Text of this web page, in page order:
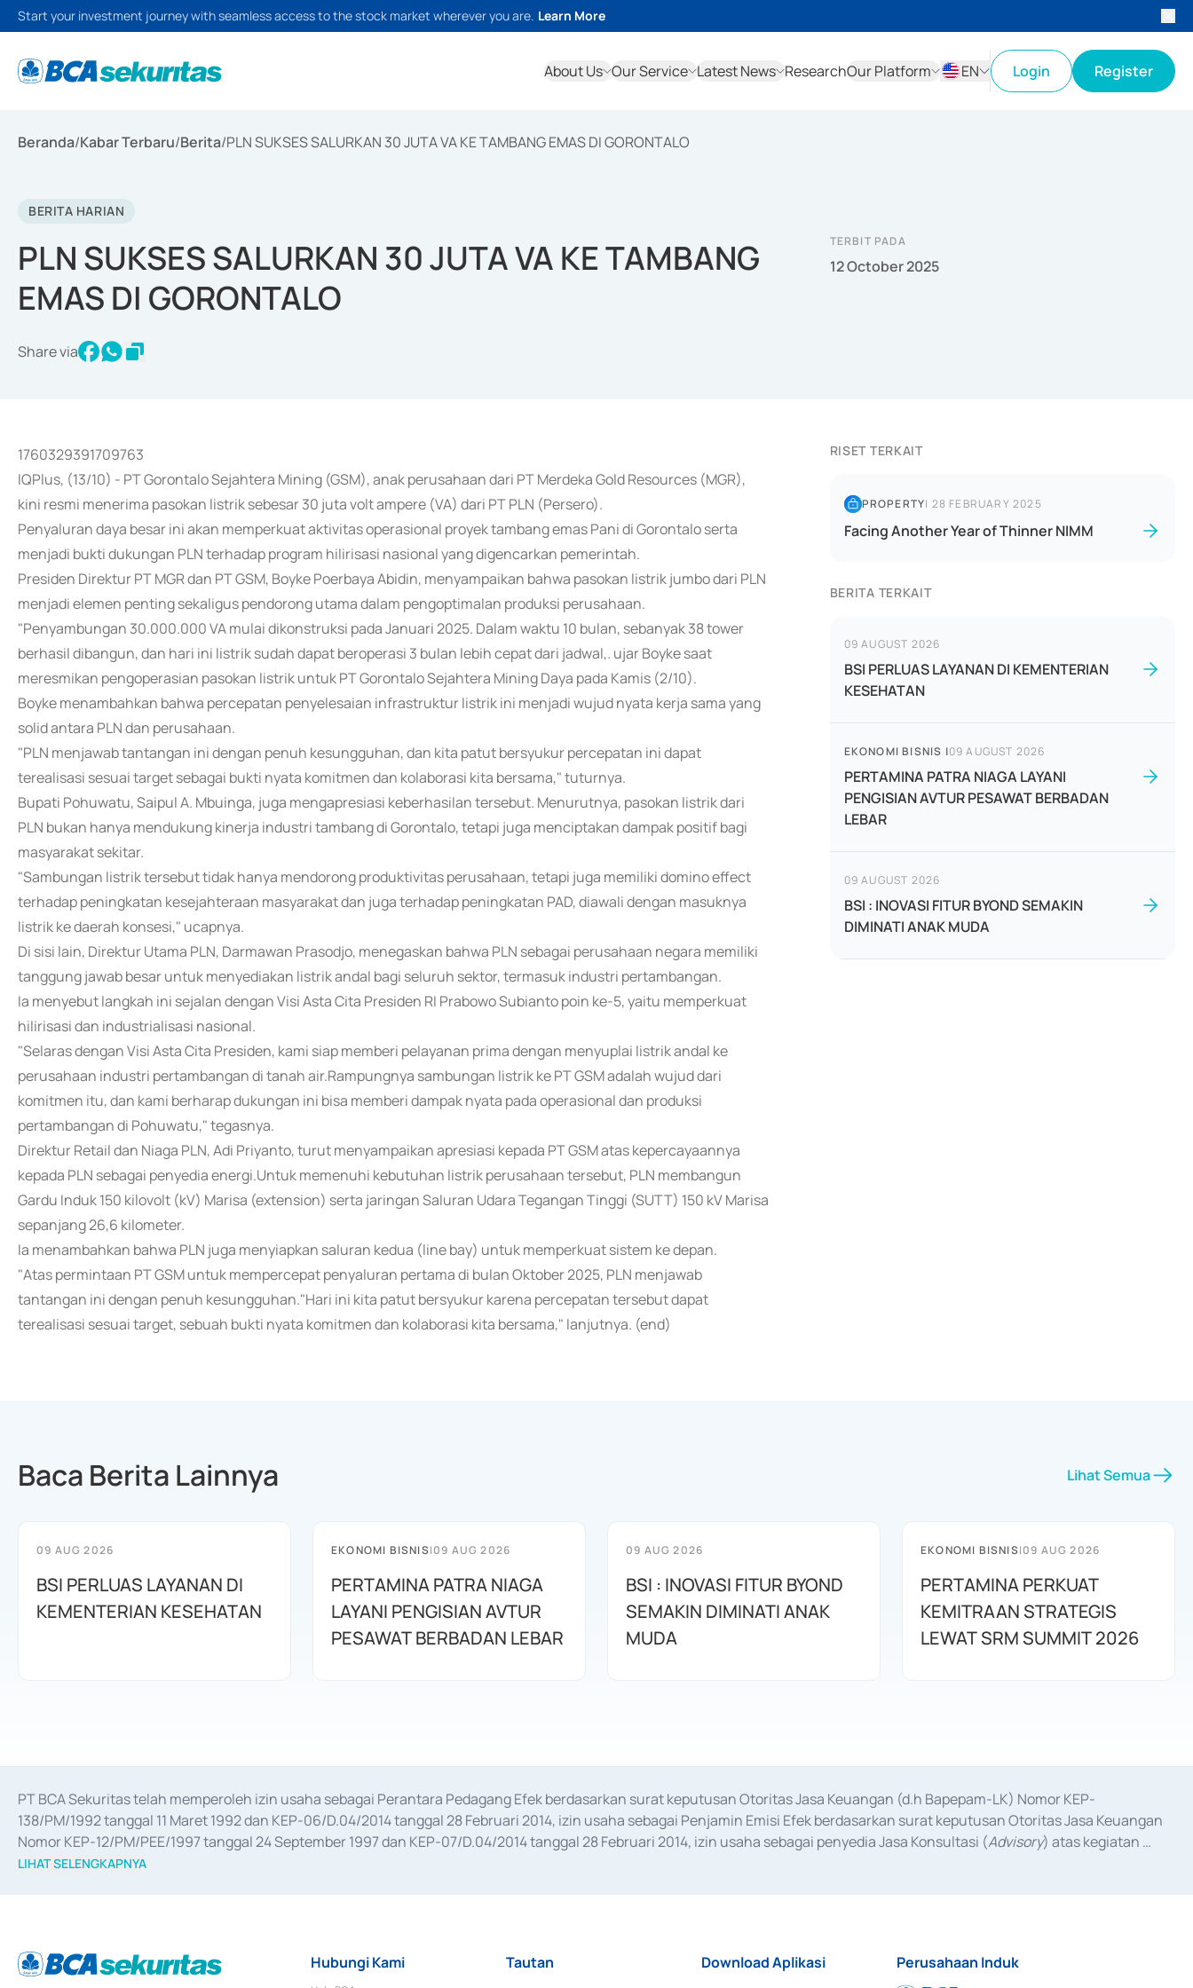
Start your investment journey with seamless access to the stock market wherever you are. Learn More
About Us Our Service Latest News ResearchOur Platform
EN
Login Register
Beranda/Kabar Terbaru/Berita/PLN SUKSES SALURKAN 30 JUTA VA KE TAMBANG EMAS DI GORONTALO
BERITA HARIAN
PLN SUKSES SALURKAN 30 JUTA VA KE TAMBANG
EMAS DI GORONTALO
Share via
TERBIT PADA
12 October 2025
1760329391709763
IQPlus, (13/10) - PT Gorontalo Sejahtera Mining (GSM), anak perusahaan dari PT Merdeka Gold Resources (MGR),
kini resmi menerima pasokan listrik sebesar 30 juta volt ampere (VA) dari PT PLN (Persero).
Penyaluran daya besar ini akan memperkuat aktivitas operasional proyek tambang emas Pani di Gorontalo serta
menjadi bukti dukungan PLN terhadap program hilirisasi nasional yang digencarkan pemerintah.
Presiden Direktur PT MGR dan PT GSM, Boyke Poerbaya Abidin, menyampaikan bahwa pasokan listrik jumbo dari PLN
menjadi elemen penting sekaligus pendorong utama dalam pengoptimalan produksi perusahaan.
"Penyambungan 30.000.000 VA mulai dikonstruksi pada Januari 2025. Dalam waktu 10 bulan, sebanyak 38 tower
berhasil dibangun, dan hari ini listrik sudah dapat beroperasi 3 bulan lebih cepat dari jadwal,. ujar Boyke saat
meresmikan pengoperasian pasokan listrik untuk PT Gorontalo Sejahtera Mining Daya pada Kamis (2/10).
Boyke menambahkan bahwa percepatan penyelesaian infrastruktur listrik ini menjadi wujud nyata kerja sama yang
solid antara PLN dan perusahaan.
"PLN menjawab tantangan ini dengan penuh kesungguhan, dan kita patut bersyukur percepatan ini dapat
terealisasi sesuai target sebagai bukti nyata komitmen dan kolaborasi kita bersama," tuturnya.
Bupati Pohuwatu, Saipul A. Mbuinga, juga mengapresiasi keberhasilan tersebut. Menurutnya, pasokan listrik dari
PLN bukan hanya mendukung kinerja industri tambang di Gorontalo, tetapi juga menciptakan dampak positif bagi
masyarakat sekitar.
"Sambungan listrik tersebut tidak hanya mendorong produktivitas perusahaan, tetapi juga memiliki domino effect
terhadap peningkatan kesejahteraan masyarakat dan juga terhadap peningkatan PAD, diawali dengan masuknya
listrik ke daerah konsesi," ucapnya.
Di sisi lain, Direktur Utama PLN, Darmawan Prasodjo, menegaskan bahwa PLN sebagai perusahaan negara memiliki
tanggung jawab besar untuk menyediakan listrik andal bagi seluruh sektor, termasuk industri pertambangan.
Ia menyebut langkah ini sejalan dengan Visi Asta Cita Presiden RI Prabowo Subianto poin ke-5, yaitu memperkuat
hilirisasi dan industrialisasi nasional.
"Selaras dengan Visi Asta Cita Presiden, kami siap memberi pelayanan prima dengan menyuplai listrik andal ke
perusahaan industri pertambangan di tanah air.Rampungnya sambungan listrik ke PT GSM adalah wujud dari
komitmen itu, dan kami berharap dukungan ini bisa memberi dampak nyata pada operasional dan produksi
pertambangan di Pohuwatu," tegasnya.
Direktur Retail dan Niaga PLN, Adi Priyanto, turut menyampaikan apresiasi kepada PT GSM atas kepercayaannya
kepada PLN sebagai penyedia energi.Untuk memenuhi kebutuhan listrik perusahaan tersebut, PLN membangun
Gardu Induk 150 kilovolt (kV) Marisa (extension) serta jaringan Saluran Udara Tegangan Tinggi (SUTT) 150 kV Marisa
sepanjang 26,6 kilometer.
Ia menambahkan bahwa PLN juga menyiapkan saluran kedua (line bay) untuk memperkuat sistem ke depan.
"Atas permintaan PT GSM untuk mempercepat penyaluran pertama di bulan Oktober 2025, PLN menjawab
tantangan ini dengan penuh kesungguhan."Hari ini kita patut bersyukur karena percepatan tersebut dapat
terealisasi sesuai target, sebuah bukti nyata komitmen dan kolaborasi kita bersama," lanjutnya. (end)
RISET TERKAIT
PROPERTY| 28 FEBRUARY 2025
Facing Another Year of Thinner NIMM
BERITA TERKAIT
09 AUGUST 2026
BSI PERLUAS LAYANAN DI KEMENTERIAN
KESEHATAN
EKONOMI BISNIS |09 AUGUST 2026
PERTAMINA PATRA NIAGA LAYANI
PENGISIAN AVTUR PESAWAT BERBADAN
LEBAR
09 AUGUST 2026
BSI : INOVASI FITUR BYOND SEMAKIN
DIMINATI ANAK MUDA
Baca Berita Lainnya Lihat Semua
09 AUG 2026
BSI PERLUAS LAYANAN DI
KEMENTERIAN KESEHATAN
EKONOMI BISNIS|09 AUG 2026
PERTAMINA PATRA NIAGA
LAYANI PENGISIAN AVTUR
PESAWAT BERBADAN LEBAR
09 AUG 2026
BSI : INOVASI FITUR BYOND
SEMAKIN DIMINATI ANAK
MUDA
EKONOMI BISNIS|09 AUG 2026
PERTAMINA PERKUAT
KEMITRAAN STRATEGIS
LEWAT SRM SUMMIT 2026
PT BCA Sekuritas telah memperoleh izin usaha sebagai Perantara Pedagang Efek berdasarkan surat keputusan Otoritas Jasa Keuangan (d.h Bapepam-LK) Nomor KEP-
138/PM/1992 tanggal 11 Maret 1992 dan KEP-06/D.04/2014 tanggal 28 Februari 2014, izin usaha sebagai Penjamin Emisi Efek berdasarkan surat keputusan Otoritas Jasa Keuangan
Nomor KEP-12/PM/PEE/1997 tanggal 24 September 1997 dan KEP-07/D.04/2014 tanggal 28 Februari 2014, izin usaha sebagai penyedia Jasa Konsultasi (Advisory) atas kegiatan
merger, akuisisi, divestasi, dan
LIHAT SELENGKAPNYA
Hubungi Kami Tautan Download Aplikasi Perusahaan Induk